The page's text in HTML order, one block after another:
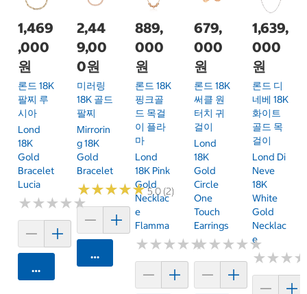
1,469
,000
원
론드 18K
팔찌 루
시아
Lond
18K
Gold
Bracelet
Lucia
★★★★★
★★★★★
카트에 담기
2,44
9,00
0원
미러링
18K 골드
팔찌
Mirrorin
G 18K
Gold
Bracelet
★★★★★
★★★★★5.0 (2)
카트에 담기
889,
000
원
론드 18K
핑크골
드 목걸
이 플라
마
Lond
18K Pink
Gold
Necklac
E
Flamma
★★★★★
★★★★★
679,
000
원
론드 18K
써클 원
터치 귀
걸이
Lond
18K
Gold
Circle
One
Touch
Earrings
★★★★★
★★★★★
1,639,
000
원
론드 디
네베 18K
화이트
골드 목
걸이
Lond Di
Neve
18K
White
Gold
Necklac
E
★★★
★★★